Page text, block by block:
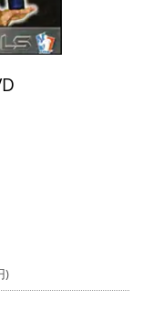
)